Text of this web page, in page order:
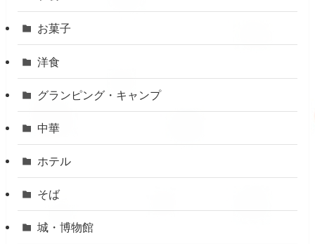
お菓子
洋食
グランピング・キャンプ
中華
ホテル
そば
城・博物館